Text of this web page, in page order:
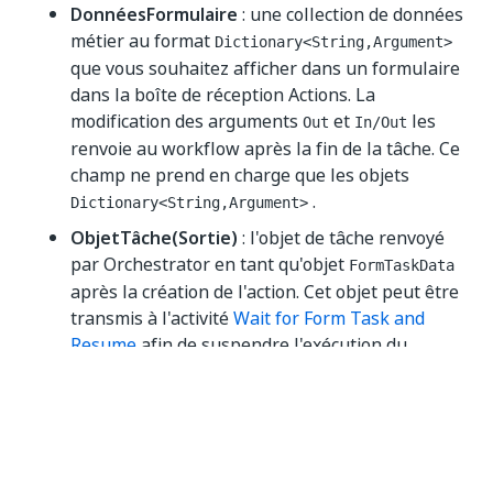
DonnéesFormulaire : une collection de données
métier au format Dictionary<String,Argument>
que vous souhaitez afficher dans un formulaire
dans la boîte de réception Actions. La
modification des arguments Out et In/Out les
renvoie au workflow après la fin de la tâche. Ce
champ ne prend en charge que les objets
Dictionary<String,Argument> .
ObjetTâche(Sortie) : l'objet de tâche renvoyé
par Orchestrator en tant qu'objet FormTaskData
après la création de l'action. Cet objet peut être
transmis à l'activitéWait for Form Task and
Resume afin de suspendre l'exécution du